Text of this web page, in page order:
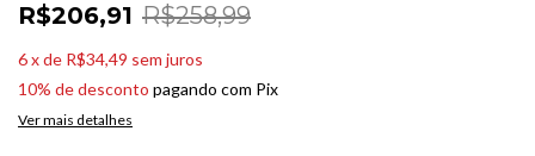
R$206,91 R$258,99
6xde R$34,49 sem juros
10% de desconto pagando com Pix
Ver mais detalhes